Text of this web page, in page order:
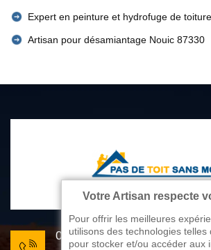
Expert en peinture et hydrofuge de
Artisan pour désamiantage Nouic 87330
05 33 06 22 81
Votre Artisan respecte
Pour offrir les meilleures
utilisons des technologies telles
pour stocker et/ou accéder aux